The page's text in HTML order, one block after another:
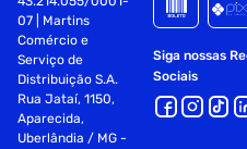
07 | Martins
Comércio e
Serviço de
Distribuição S.A.
Rua Jataí, 1150,
Aparecida,
Uberlândia / MG -
Siga nossas
Sociais